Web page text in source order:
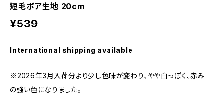
短毛ボア生地 20cm
¥539
International shipping available
※2026年3月入荷分より少し色味が変わり、やや白っぽく、赤み
の強い色になりました。